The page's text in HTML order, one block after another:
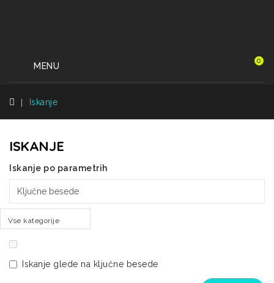
0
MENU
Iskanje
ISKANJE
Iskanje po parametrih
Vse kategorije
Iskanje glede na ključne besede